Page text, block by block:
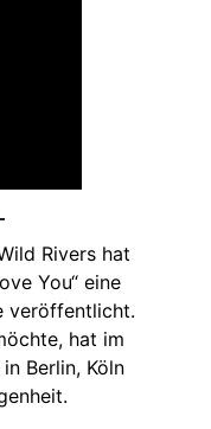
Rivers hat
You“ eine
veröffentlicht.
hat im
Berlin, Köln